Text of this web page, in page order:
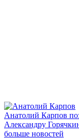
Анатолий Карпов
Александру
больше новостей